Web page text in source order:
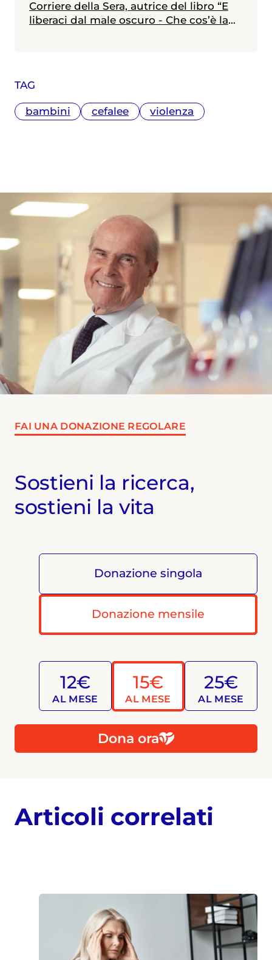
TAG
bambini cefalee violenza
Corriere della Sera, autrice del libro “E
liberaci dal male oscuro - Che cos’è la
FAI UNA DONAZIONE REGOLARE
Sostieni la ricerca,
sostieni la vita
Donazione singola
Donazione mensile
12€
AL MESE
15€
AL MESE
25€
AL MESE
Dona ora
Articoli correlati